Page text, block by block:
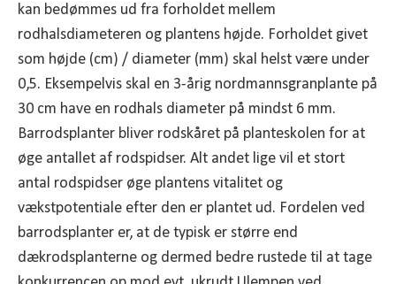
kan bedømmes ud fra forholdet mellem
rodhalsdiameteren og plantens højde. Forholdet givet
som højde (cm) / diameter (mm) skal helst være under
0,5. Eksempelvis skal en 3-årig nordmannsgranplante på
30 cm have en rodhals diameter på mindst 6 mm.
Barrodsplanter bliver rodskåret på planteskolen for at
øge antallet af rodspidser. Alt andet lige vil et stort
antal rodspidser øge plantens vitalitet og
vækstpotentiale efter den er plantet ud. Fordelen ved
barrodsplanter er, at de typisk er større end
dækrodsplanterne og dermed bedre rustede til at tage